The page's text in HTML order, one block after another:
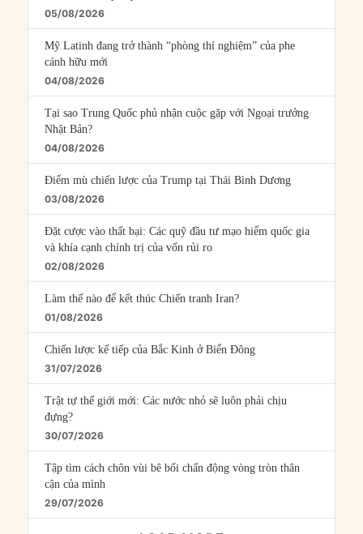
05/08/2026
Mỹ Latinh đang trở thành “phòng thí nghiệm” của phe
cánh hữu mới
04/08/2026
Tại sao Trung Quốc phủ nhận cuộc gặp với Ngoại trưởng
Nhật Bản?
04/08/2026
Điểm mù chiến lược của Trump tại Thái Bình Dương
03/08/2026
Đặt cược vào thất bại: Các quỹ đầu tư mạo hiểm quốc gia
và khía cạnh chính trị của vốn rủi ro
02/08/2026
Làm thế nào để kết thúc Chiến tranh Iran?
01/08/2026
Chiến lược kế tiếp của Bắc Kinh ở Biển Đông
31/07/2026
Trật tự thế giới mới: Các nước nhỏ sẽ luôn phải chịu
đựng?
30/07/2026
Tập tìm cách chôn vùi bê bối chấn động vòng tròn thân
cận của mình
29/07/2026